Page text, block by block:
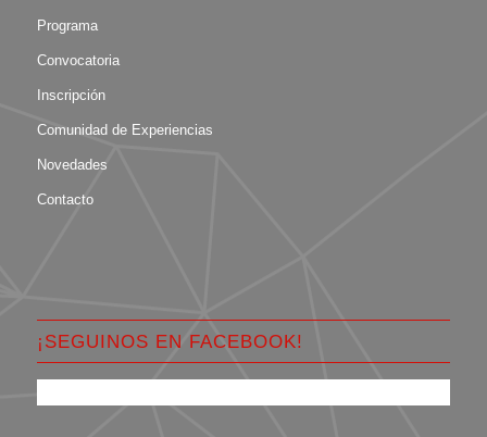
Programa
Convocatoria
Inscripción
Comunidad de Experiencias
Novedades
Contacto
¡SEGUINOS EN FACEBOOK!